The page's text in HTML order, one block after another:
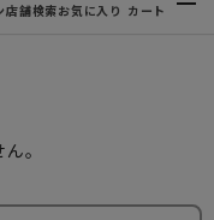
店舗検索お気に入り カート
。